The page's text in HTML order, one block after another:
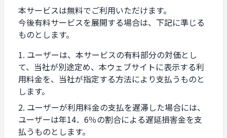
本サービスは無料でご利用いただけます。
今後有料サービスを展開する場合は、下記に準じる
ものとします。
ユーザーは、本サービスの有料部分の対価とし
て、当社が別途定め、本ウェブサイトに表示する利
用料金を、当社が指定する方法により支払うものと
します。
ユーザーが利用料金の支払を遅滞した場合には、
ユーザーは年14．6％の割合による遅延損害金を支
払うものとします。